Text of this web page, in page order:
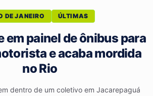
DE JANEIRO ÚLTIMAS
em painel de ônibus para
e acaba mordida
no Rio
dentro de um coletivo em Jacarepaguá